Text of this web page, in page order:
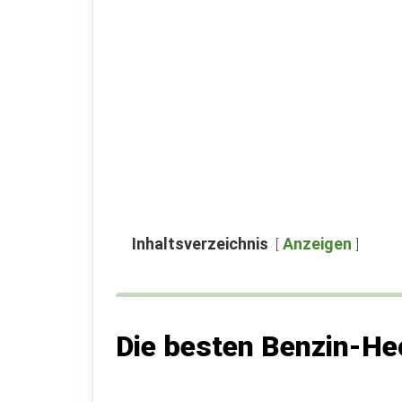
Inhaltsverzeichnis Anzeigen
Die besten Benzin-